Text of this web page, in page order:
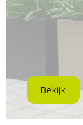
Bekijk